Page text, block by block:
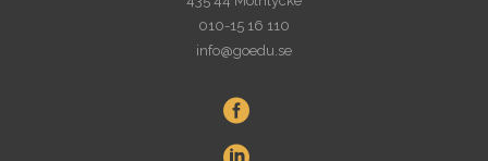
010-15 16 110
info@goedu.se